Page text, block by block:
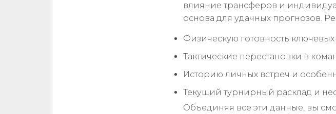
влияние трансферов и
основа для удачных прогнозов.
Физическую готовность
Тактические перестановки в
Историю личных встреч и
Текущий турнирный расклад и
Объединяя все эти данные, вы